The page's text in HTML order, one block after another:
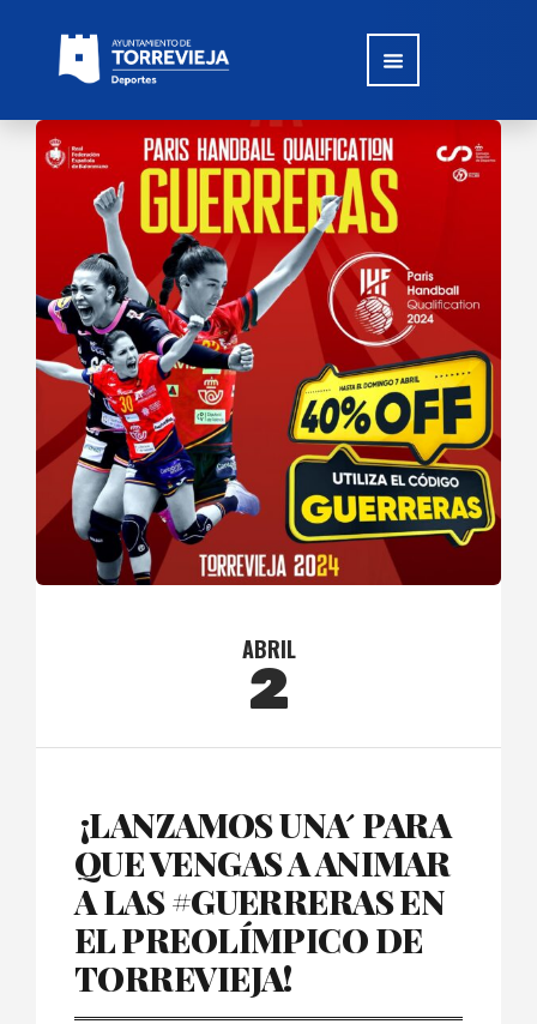
ABRIL
2
️ ¡LANZAMOS UNA ́ PARA
QUE VENGAS A ANIMAR
A LAS #GUERRERAS EN
EL PREOLÍMPICO DE
TORREVIEJA!